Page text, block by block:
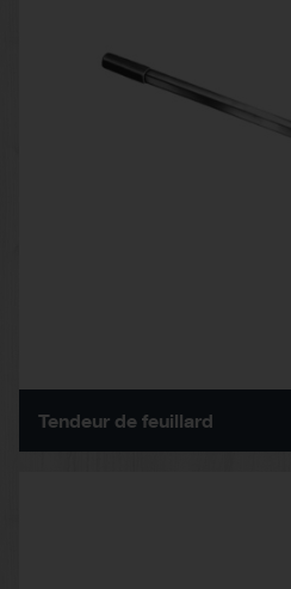
Tendeur de feuillard